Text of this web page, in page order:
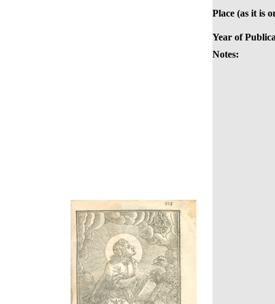
Place (as it is
Year of
Notes: